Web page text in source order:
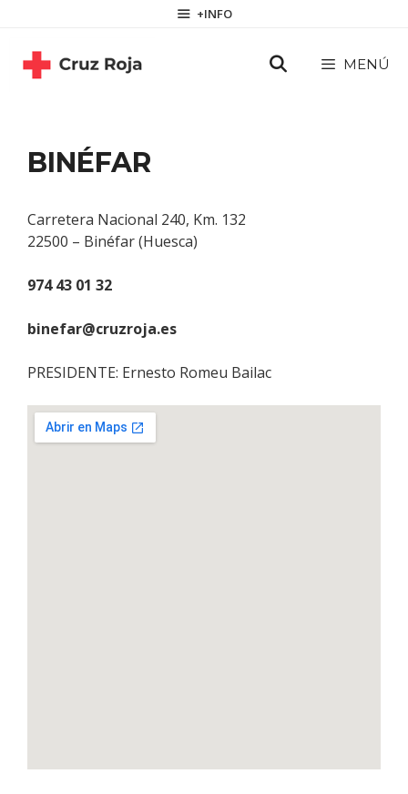
contenido
+INFO
MENÚ
BINÉFAR
Carretera Nacional 240, Km. 132
22500 – Binéfar (Huesca)
974 43 01 32
binefar@cruzroja.es
PRESIDENTE: Ernesto Romeu Bailac